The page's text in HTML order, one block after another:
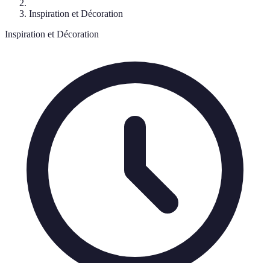
Inspiration et Décoration
Inspiration et Décoration